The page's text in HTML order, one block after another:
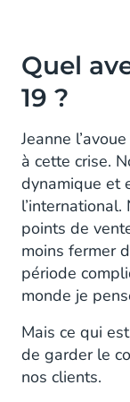
Quel
19 ?
Jeanne
à cette crise.
dynamique et
points de
moins fermer
période
monde je
Mais ce qui
de garder le
nos clients.